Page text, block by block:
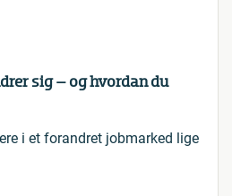
sig – og hvordan du
i et forandret jobmarked lige